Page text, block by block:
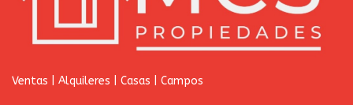
Ventas | Alquileres | Casas | Campos